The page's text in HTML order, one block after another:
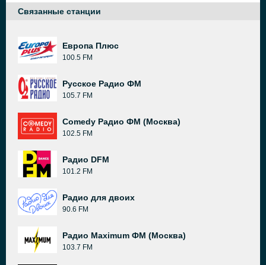
Связанные станции
Европа Плюс
100.5 FM
Русское Радио ФМ
105.7 FM
Comedy Радио ФМ (Москва)
102.5 FM
Радио DFM
101.2 FM
Радио для двоих
90.6 FM
Радио Maximum ФМ (Москва)
103.7 FM